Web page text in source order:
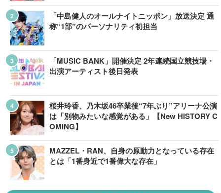
「中島健人のオールナイトニッポン」放送決定 通
称“1部”のパーソナリティ初担当
「MUSIC BANK」開催決定 2年連続国立競技場・
出演アーティスト後日発表
桜井玲香、乃木坂46卒業後“7年ぶり”アリーナ公演
は「別物みたいな感覚がある」【New HISTORY C
OMING】
MAZZEL・RAN、自身の原動力となっている存在
とは「1番身近で1番偉大な存在」